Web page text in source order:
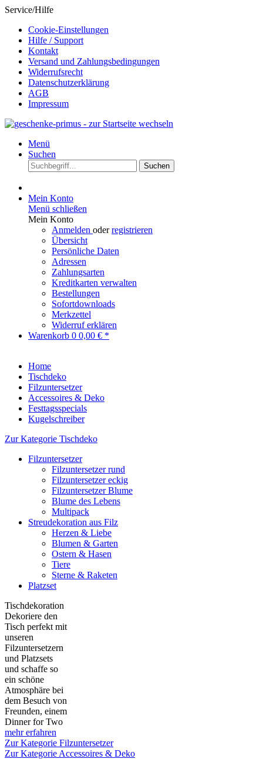
Service/Hilfe
Cookie-Einstellungen
Hilfe / Support
Kontakt
Versand und Zahlungsbedingungen
Widerrufsrecht
Datenschutzerklärung
AGB
Impressum
Menü
Suchen
Suchen
Mein Konto
Menü schließen
Mein Konto
Anmelden oderregistrieren
Übersicht
Persönliche Daten
Adressen
Zahlungsarten
Kreditkarten verwalten
Bestellungen
Sofortdownloads
Merkzettel
Widerruf erklären
Warenkorb 0 0,00 € *
Home
Tischdeko
Filzuntersetzer
Accessoires & Deko
Festtagsspecials
Kugelschreiber
Zur Kategorie Tischdeko
Filzuntersetzer
Filzuntersetzer rund
Filzuntersetzer eckig
Filzuntersetzer Blume
Blume des Lebens
Multipack
Streudekoration aus Filz
Herzen & Liebe
Blumen & Garten
Ostern & Hasen
Tiere
Sterne & Raketen
Platzset
Tischdekoration
Dekoriere den
Tisch perfekt mit
unseren
Filzuntersetzern
und Platzsets
und schaffe so
ein schöne
Atmosphäre bei
dem Besuch von
Freunden, einem
Dinner for Two
mehr erfahren
Zur Kategorie Filzuntersetzer
Zur Kategorie Accessoires & Deko